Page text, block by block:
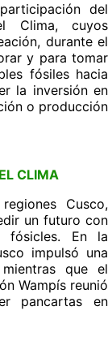
del
Clima, cuyos
durante el
y para tomar
fósiles hacia
la inversión en
o producción
CLIMA
Cusco,
un futuro con
fósicles. En la
impulsó una
que el
Wampís reunió
pancartas en